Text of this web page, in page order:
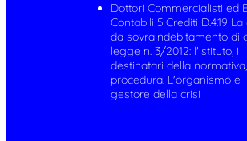
Dottori Commercialisti ed
Contabili 5 Crediti D.4.19 La
da sovraindebitamento di
legge n. 3/2012: l'istituto, i
destinatari della
procedura. L'organismo e il
gestore della crisi